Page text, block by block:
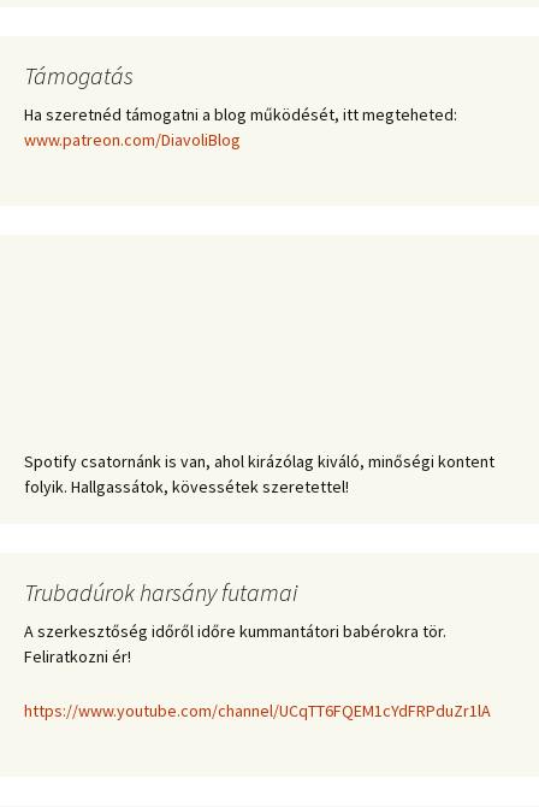
Támogatás
Ha szeretnéd támogatni a blog működését, itt megteheted:
www.patreon.com/DiavoliBlog
Spotify csatornánk is van, ahol kirázólag kiváló, minőségi kontent
folyik. Hallgassátok, kövessétek szeretettel!
Trubadúrok harsány futamai
A szerkesztőség időről időre kummantátori babérokra tör.
Feliratkozni ér!
https://www.youtube.com/channel/UCqTT6FQEM1cYdFRPduZr1lA